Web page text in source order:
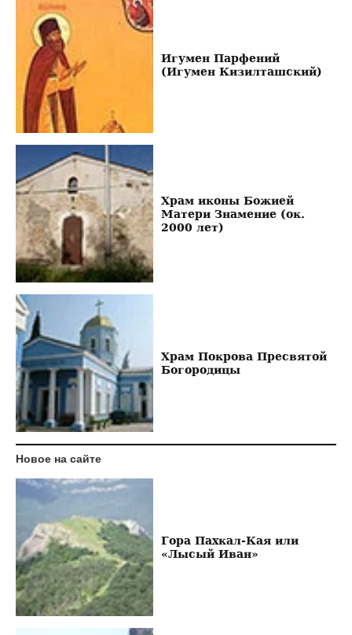
Игумен Парфений
(Игумен Кизилташский)
Храм иконы Божией
Матери Знамение (ок.
2000 лет)
Храм Покрова Пресвятой
Богородицы
Новое на сайте
Гора Пахкал-Кая или
«Лысый Иван»